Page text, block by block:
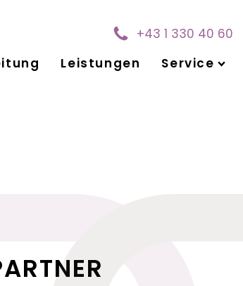
+43 1 330 40 60
Leistungen Service